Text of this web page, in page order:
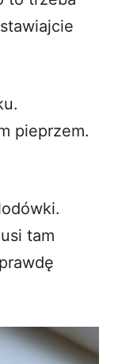
pieprzem.
tam